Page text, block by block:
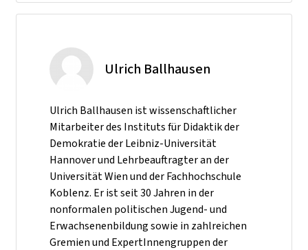
Ulrich Ballhausen
Ulrich Ballhausen ist wissenschaftlicher
Mitarbeiter des Instituts für Didaktik der
Demokratie der Leibniz-Universität
Hannover und Lehrbeauftragter an der
Universität Wien und der Fachhochschule
Koblenz. Er ist seit 30 Jahren in der
nonformalen politischen Jugend- und
Erwachsenenbildung sowie in zahlreichen
Gremien und ExpertInnengruppen der